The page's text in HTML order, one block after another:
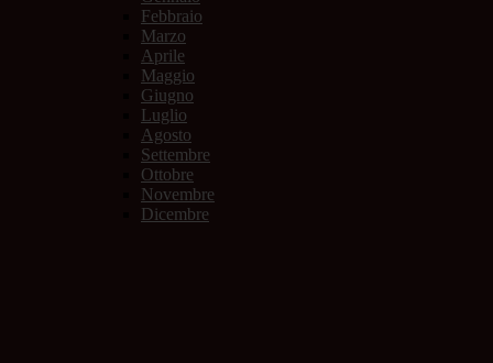
Febbraio
Marzo
Aprile
Maggio
Giugno
Luglio
Agosto
Settembre
Ottobre
Novembre
Dicembre